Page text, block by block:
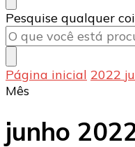
Procurando
algo?
Pesquise qualquer
Página inicial 2022
Mês
junho